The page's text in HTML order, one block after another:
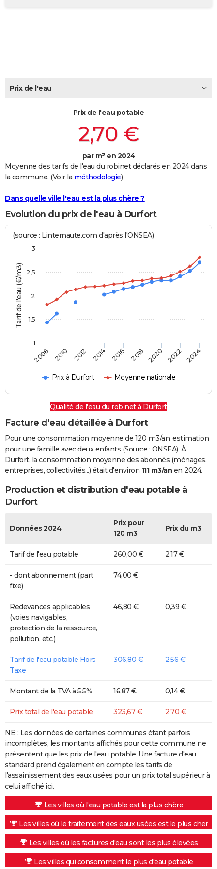
Carte de Noël
Carte Bonne année
Carte Saint-Valentin
Carte Pâques
Carte d'anniversaire
DICTIONNAIRE
FORUM
Prix de l'eau
Prix de l'eau potable
2,70 €
par m³ en 2024
Moyenne des tarifs de l'eau du robinet déclarés en 2024 dans
la commune. (Voir la méthodologie)
Dans quelle ville l'eau est la plus chère ?
Evolution du prix de l'eau à Durfort
Tarif de l'eau (€/m3)
(source : Linternaute.com d'après l'ONSEA)
Prix à Durfort Moyenne nationale
2008 2010 2012 2014 2016 2018 2020 2022 2024
1
1,5
2
2,5
3
Qualité de l'eau du robinet à Durfort
Facture d'eau détaillée à Durfort
Pour une consommation moyenne de 120 m3/an, estimation
pour une famille avec deux enfants (Source : ONSEA). À
Durfort, la consommation moyenne des abonnés (ménages,
entreprises, collectivités...) était d'environ 111 m3/an en 2024.
Production et distribution d'eau potable à
Durfort
Données 2024
Prix pour
120 m3
Prix du m3
Tarif de l'eau potable 260,00 € 2,17 €
- dont abonnement (part
fixe)
74,00 €
Redevances applicables
(voies navigables,
protection de la ressource,
pollution, etc.)
46,80 € 0,39 €
Tarif de l'eau potable Hors
Taxe
306,80 € 2,56 €
Montant de la TVA à 5,5% 16,87 € 0,14 €
Prix total de l'eau potable 323,67 € 2,70 €
NB : Les données de certaines communes étant parfois
incomplètes, les montants affichés pour cette commune ne
présentent que les prix de l'eau potable. Une facture d'eau
standard prend également en compte les tarifs de
l'assainissement des eaux usées pour un prix total supérieur à
celui affiché ici.
Les villes où l'eau potable est la plus chère
Les villes où le traitement des eaux usées est le plus cher
Les villes où les factures d'eau sont les plus élevées
Les villes qui consomment le plus d'eau potable